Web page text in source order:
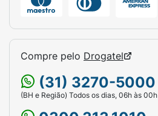
Compre pelo Drogatel
(31) 3270-5000
(BH e Região) Todos os dias, 06h às 00h